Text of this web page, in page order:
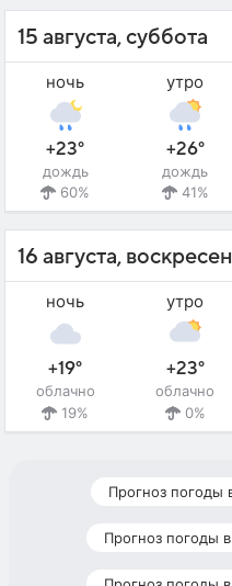
15 августа, суббота
ночь
+23°
дождь
60%
утро
+26°
дождь
41%
16 августа,
ночь
+19°
облачно
19%
утро
+23°
облачно
0%
Прогноз погоды
Прогноз погоды